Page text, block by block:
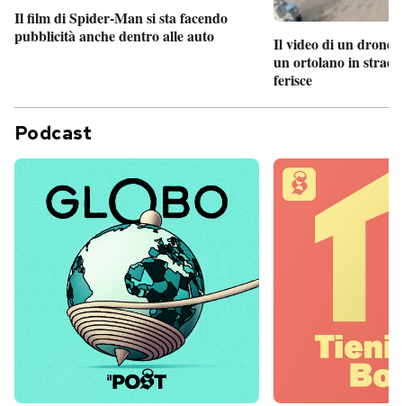
Il film di Spider-Man si sta facendo
pubblicità anche dentro alle auto
Il video di un drone
un ortolano in
ferisce
Podcast